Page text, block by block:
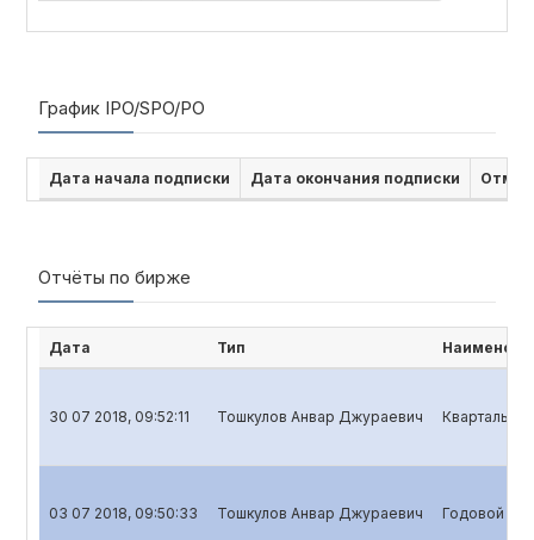
График IPO/SPO/PO
Дата начала подписки Дата окончания подписки
Отчёты по бирже
Дата Тип
30 07 2018, 09:52:11 Тошкулов Анвар Джураевич
03 07 2018, 09:50:33 Тошкулов Анвар Джураевич Годовой